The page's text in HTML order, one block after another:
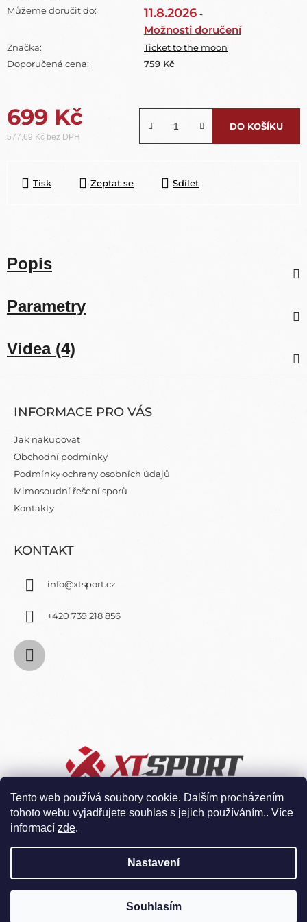
Tento web používá soubory cookie. Dalším procházením
tohoto webu vyjadřujete souhlas s jejich používáním.. Více
informací zde.
Nastavení
Souhlasím
Můžeme doručit do:
11.8.2026 -
Možnosti doručení
Značka:
Ticket to the moon
Doporučená cena:
759 Kč
699 Kč
577,69 Kč bez DPH
DO KOŠÍKU
Tisk Zeptat se Sdílet
Popis
Parametry
Videa (4)
INFORMACE PRO VÁS
Jak nakupovat
Obchodní podmínky
Podmínky ochrany osobních údajů
Mimosoudní řešení sporů
Kontakty
KONTAKT
info@xtsport.cz
+420 739 218 856
Vytvořil Shoptet